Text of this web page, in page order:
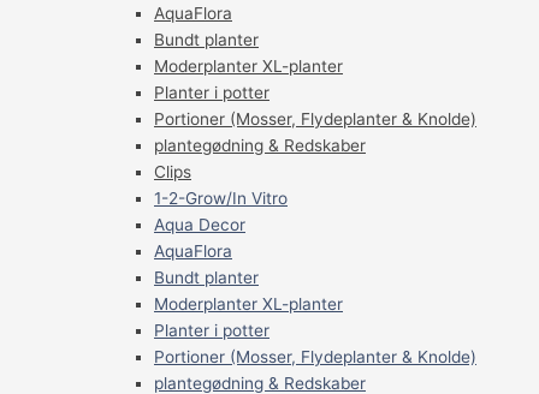
AquaFlora
Bundt planter
Moderplanter XL-planter
Planter i potter
Portioner (Mosser, Flydeplanter & Knolde)
plantegødning & Redskaber
Clips
1-2-Grow/In Vitro
Aqua Decor
AquaFlora
Bundt planter
Moderplanter XL-planter
Planter i potter
Portioner (Mosser, Flydeplanter & Knolde)
plantegødning & Redskaber